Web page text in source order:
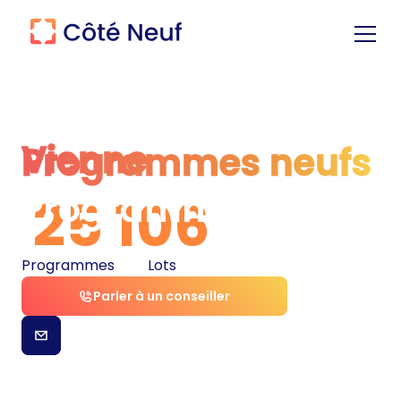
Programmes neufs
Programmes neufs
Vienne
25
Programmes106
Lots
Parler à un conseiller